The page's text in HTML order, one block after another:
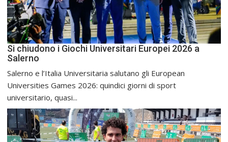
Si chiudono i Giochi Universitari Europei 2026 a
Salerno
Salerno e l’Italia Universitaria salutano gli European
Universities Games 2026: quindici giorni di sport
universitario, quasi...